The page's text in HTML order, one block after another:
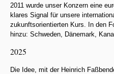
2011 wurde unser Konzern eine
klares Signal für unsere
zukunftsorientierten Kurs. In den
hinzu: Schweden, Dänemark,
2025
Die Idee, mit der Heinrich